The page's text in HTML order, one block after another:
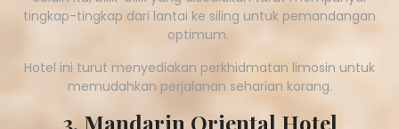
tingkap-tingkap dari lantai ke siling untuk pemandangan
optimum.
Hotel ini turut menyediakan perkhidmatan limosin untuk
memudahkan perjalanan seharian korang.
3. Mandarin Oriental Hotel